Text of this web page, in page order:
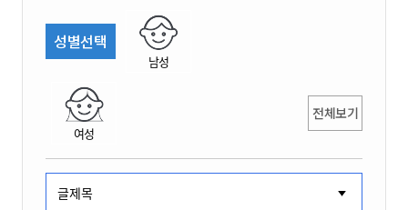
성별선택
남성
여성
전체보기